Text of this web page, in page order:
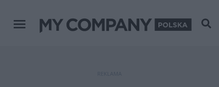
Menu główne
Zamknij